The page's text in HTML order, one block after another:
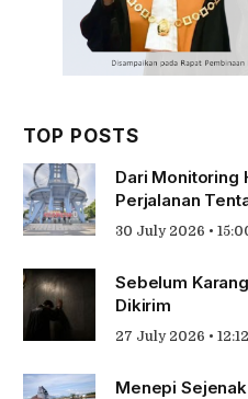
TOP POSTS
Dari Monitoring
Perjalanan
30 July 2026 •
Sebelum
Dikirim
27 July 2026 •
Menepi